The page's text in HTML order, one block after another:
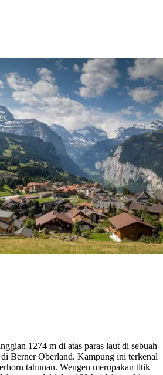
1274 m di atas paras laut di sebuah
Berner Oberland. Kampung ini terkenal
tahunan. Wengen merupakan titik